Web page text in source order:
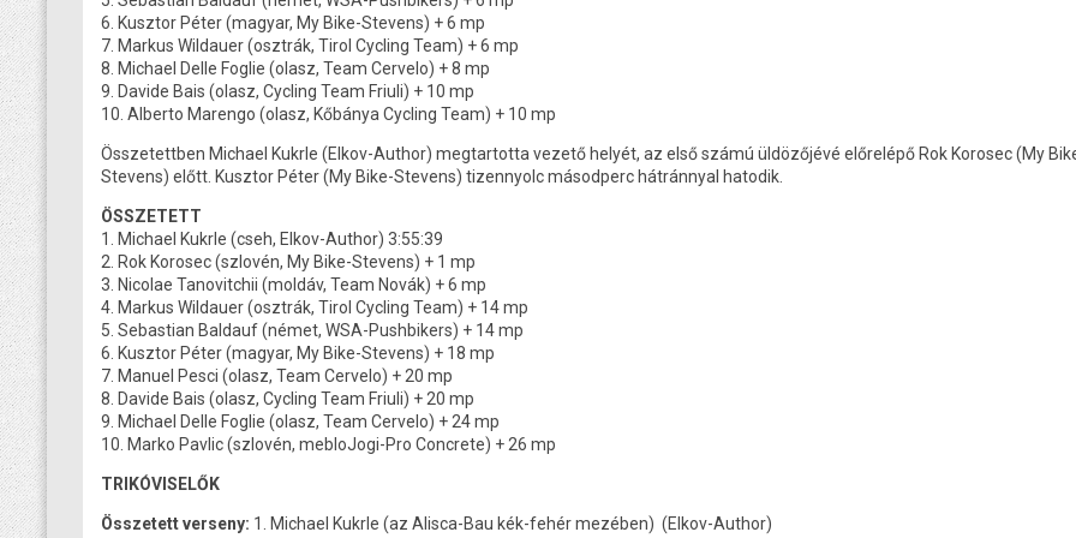
6. Kusztor Péter (magyar, My Bike-Stevens) + 6 mp
7. Markus Wildauer (osztrák, Tirol Cycling Team) + 6 mp
8. Michael Delle Foglie (olasz, Team Cervelo) + 8 mp
9. Davide Bais (olasz, Cycling Team Friuli) + 10 mp
10. Alberto Marengo (olasz, Kőbánya Cycling Team) + 10 mp
Összetettben Michael Kukrle (Elkov-Author) megtartotta vezető helyét, az első számú üldözőjévé előrelépő Rok Korosec (My
Stevens) előtt. Kusztor Péter (My Bike-Stevens) tizennyolc másodperc hátránnyal hatodik.
ÖSSZETETT
1. Michael Kukrle (cseh, Elkov-Author) 3:55:39
2. Rok Korosec (szlovén, My Bike-Stevens) + 1 mp
3. Nicolae Tanovitchii (moldáv, Team Novák) + 6 mp
4. Markus Wildauer (osztrák, Tirol Cycling Team) + 14 mp
5. Sebastian Baldauf (német, WSA-Pushbikers) + 14 mp
6. Kusztor Péter (magyar, My Bike-Stevens) + 18 mp
7. Manuel Pesci (olasz, Team Cervelo) + 20 mp
8. Davide Bais (olasz, Cycling Team Friuli) + 20 mp
9. Michael Delle Foglie (olasz, Team Cervelo) + 24 mp
10. Marko Pavlic (szlovén, mebloJogi-Pro Concrete) + 26 mp
TRIKÓVISELŐK
Összetett verseny: 1. Michael Kukrle (az Alisca-Bau kék-fehér mezében) (Elkov-Author)